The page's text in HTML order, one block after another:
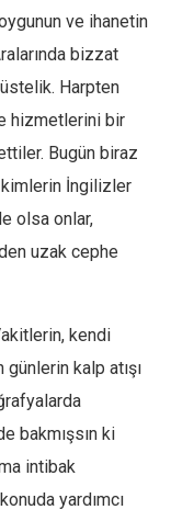
ve ihanetin
bizzat
Harpten
hizmetlerini bir
Bugün biraz
İngilizler
olsa onlar,
uzak cephe
kendi
kalp atışı
bakmışsın ki
intibak
yardımcı